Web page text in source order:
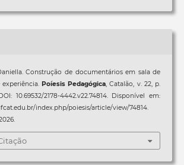
Construção de documentários em sala de
Poíesis Pedagógica, Catalão, v. 22, p.
10.69532/2178-4442.v22.74814. Disponível em:
index.php/poiesis/article/view/74814.